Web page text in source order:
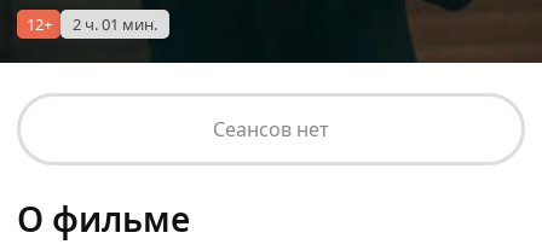
12+ 2 ч. 01 мин.
Сеансов нет
О фильме